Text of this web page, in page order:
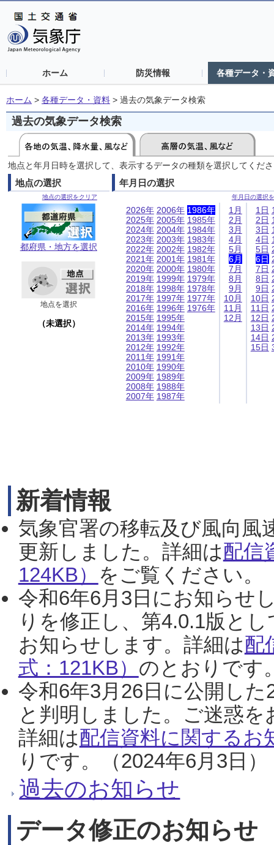
ホーム 防災情報 各種データ・
ホーム > 各種データ・資料 > 過去の気象データ検索
過去の気象データ検索
地点と年月日時を選択して、表示するデータの種類を選択してくだ
地点の選択
地点の選択をクリア
都府県・地方を選択
地点を選択
（未選択）
年月日の選択
年月日の選択
2026年
2025年
2024年
2023年
2022年
2021年
2020年
2019年
2018年
2017年
2016年
2015年
2014年
2013年
2012年
2011年
2010年
2009年
2008年
2007年
2006年
2005年
2004年
2003年
2002年
2001年
2000年
1999年
1998年
1997年
1996年
1995年
1994年
1993年
1992年
1991年
1990年
1989年
1988年
1987年
1986年
1985年
1984年
1983年
1982年
1981年
1980年
1979年
1978年
1977年
1976年
1月
2月
3月
4月
5月
6月
7月
8月
9月
10月
11月
12月
1日
2日
3日
4日
5日
6日
7日
8日
9日
10日
11日
12日
13日
14日
15日
新着情報
気象官署の移転及び風向風
更新しました。詳細は配信
124KB） をご覧ください。
令和6年6月3日にお知らせ
りを修正し、第4.0.1版と
お知らせします。詳細は配
式：121KB） のとおりです
令和6年3月26日に公開し
と判明しました。ご迷惑
詳細は配信資料に関するお
りです。（2024年6月3日）
過去のお知らせ
データ修正のお知らせ